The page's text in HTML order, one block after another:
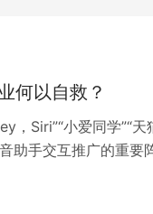
何以自救？
，Siri”“小爱同学”“天
助手交互推广的重要